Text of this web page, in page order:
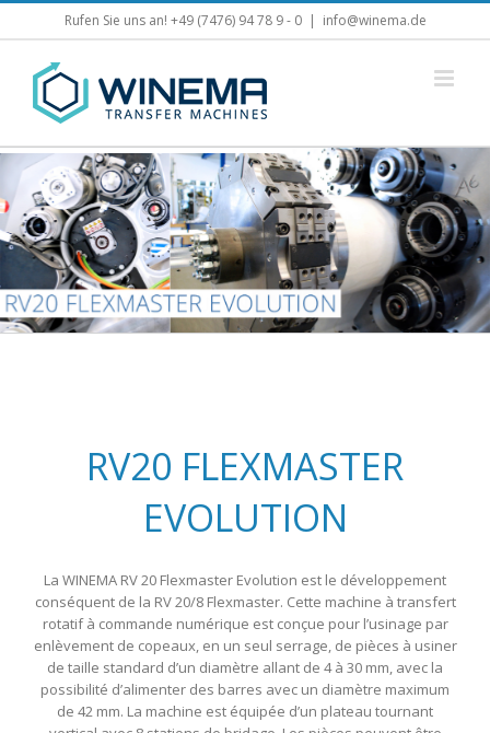
Skip
Rufen Sie uns an! +49 (7476) 94 78 9 - 0 | info@winema.de
RV20 FLEXMASTER
EVOLUTION
La WINEMA RV 20 Flexmaster Evolution est le développement
conséquent de la RV 20/8 Flexmaster. Cette machine à transfert
rotatif à commande numérique est conçue pour l’usinage par
enlèvement de copeaux, en un seul serrage, de pièces à usiner
de taille standard d’un diamètre allant de 4 à 30 mm, avec la
possibilité d’alimenter des barres avec un diamètre maximum
de 42 mm. La machine est équipée d’un plateau tournant